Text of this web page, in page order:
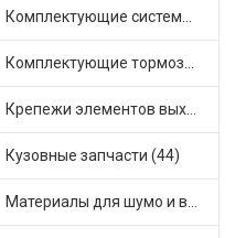
Комплектующие системы отопления (28)
Комплектующие тормозной системы (14)
Крепежи элементов выхлопной системы (3)
Кузовные запчасти (44)
Материалы для шумо и виброизоляции (1)